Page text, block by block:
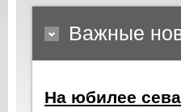
Важные
На юбилее